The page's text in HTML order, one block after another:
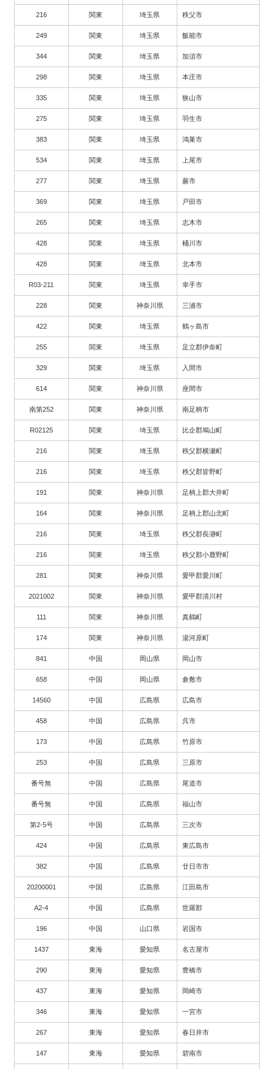
216 関東 埼玉県 秩父市
249 関東 埼玉県 飯能市
344 関東 埼玉県 加須市
298 関東 埼玉県 本庄市
335 関東 埼玉県 狭山市
275 関東 埼玉県 羽生市
383 関東 埼玉県 鴻巣市
534 関東 埼玉県 上尾市
277 関東 埼玉県 蕨市
369 関東 埼玉県 戸田市
265 関東 埼玉県 志木市
428 関東 埼玉県 桶川市
428 関東 埼玉県 北本市
R03-211 関東 埼玉県 幸手市
228 関東 神奈川県 三浦市
422 関東 埼玉県 鶴ヶ島市
255 関東 埼玉県 足立郡伊奈町
329 関東 埼玉県 入間市
614 関東 神奈川県 座間市
南第252 関東 神奈川県 南足柄市
R02125 関東 埼玉県 比企郡鳩山町
216 関東 埼玉県 秩父郡横瀬町
216 関東 埼玉県 秩父郡皆野町
191 関東 神奈川県 足柄上郡大井町
164 関東 神奈川県 足柄上郡山北町
216 関東 埼玉県 秩父郡長瀞町
216 関東 埼玉県 秩父郡小鹿野町
281 関東 神奈川県 愛甲郡愛川町
2021002 関東 神奈川県 愛甲郡清川村
111 関東 神奈川県 真鶴町
174 関東 神奈川県 湯河原町
841 中国 岡山県 岡山市
658 中国 岡山県 倉敷市
14560 中国 広島県 広島市
458 中国 広島県 呉市
173 中国 広島県 竹原市
253 中国 広島県 三原市
番号無 中国 広島県 尾道市
番号無 中国 広島県 福山市
第2-5号 中国 広島県 三次市
424 中国 広島県 東広島市
382 中国 広島県 廿日市市
20200001 中国 広島県 江田島市
A2-4 中国 広島県 世羅郡
196 中国 山口県 岩国市
1437 東海 愛知県 名古屋市
290 東海 愛知県 豊橋市
437 東海 愛知県 岡崎市
346 東海 愛知県 一宮市
267 東海 愛知県 春日井市
147 東海 愛知県 碧南市